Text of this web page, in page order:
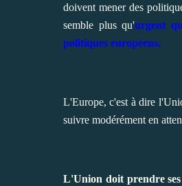
doivent mener des
semble plus qu'urgent
politiques européens.
L'Europe, c'est à dire
suivre modérément en
L'Union doit prendre